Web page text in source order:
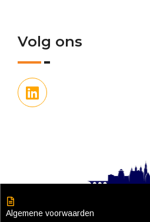
Volg ons
Algemene voorwaarden